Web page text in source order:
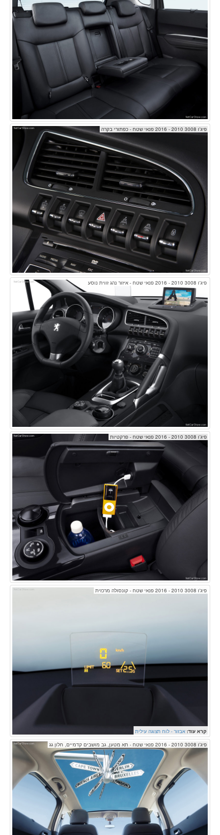
פיג'ו 3008 2010 - 2016 פנאי שטח - כפתורי בקרה
פיג'ו 3008 2010 - 2016 פנאי שטח - איזור נהג זווית נוסע
פיג'ו 3008 2010 - 2016 פנאי שטח - פרקטיות
פיג'ו 3008 2010 - 2016 פנאי שטח - קונסולה מרכזית
קרא עוד: אבזור - לוח תצוגה עילית
פיג'ו 3008 2010 - 2016 פנאי שטח - תא מטען, גב מושבים קדמיים, חלון גג